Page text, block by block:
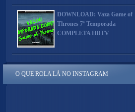
DOWNLOAD: Vaza Game of
Thrones 7ª Temporada
COMPLETA HDTV
O QUE ROLA LÁ NO INSTAGRAM